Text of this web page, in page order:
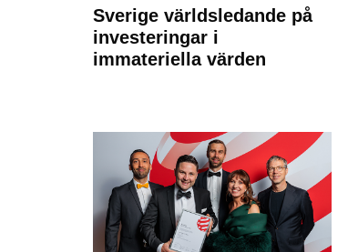
Sverige världsledande på
investeringar i
immateriella värden